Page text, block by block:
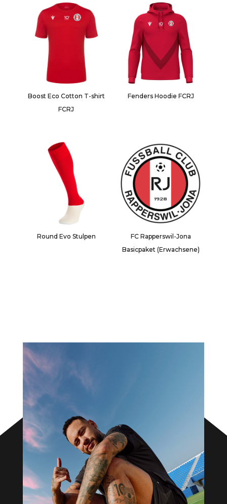
Boost Eco Cotton T-shirt
FCRJ
Fenders Hoodie FCRJ
Round Evo Stulpen
FC Rapperswil-Jona
Basicpaket (Erwachsene)